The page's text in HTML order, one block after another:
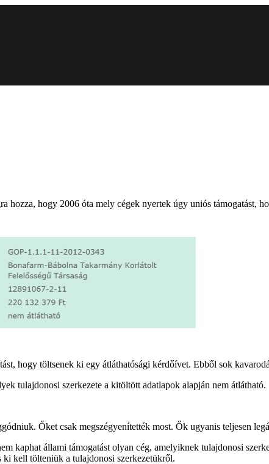
hozza, hogy 2006 óta mely cégek nyertek úgy uniós támogatást,
hogy töltsenek ki egy átláthatósági kérdőívet. Ebből sok
tulajdonosi szerkezete a kitöltött adatlapok alapján nem átlátható.
Őket csak megszégyenítették most. Ők ugyanis teljesen
kaphat állami támogatást olyan cég, amelyiknek tulajdonosi
kell tölteniük a tulajdonosi szerkezetükről.